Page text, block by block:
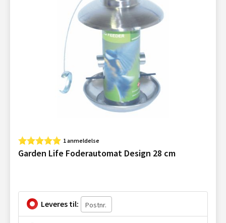
1 anmeldelse
Garden Life Foderautomat Design 28 cm
Leveres til: